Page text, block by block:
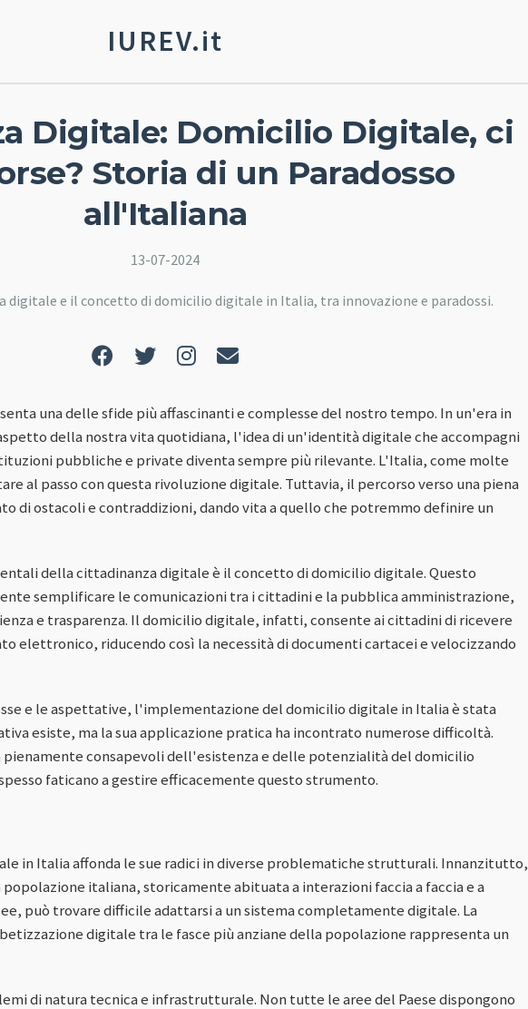
IUREV.it
Digitale: Domicilio Digitale, ci
Storia di un Paradosso
all'Italiana
13-07-2024
digitale e il concetto di domicilio digitale in Italia, tra innovazione e paradossi.
una delle sfide più affascinanti e complesse del nostro tempo. In un'era in
della nostra vita quotidiana, l'idea di un'identità digitale che accompagni
pubbliche e private diventa sempre più rilevante. L'Italia, come molte
al passo con questa rivoluzione digitale. Tuttavia, il percorso verso una piena
di ostacoli e contraddizioni, dando vita a quello che potremmo definire un
della cittadinanza digitale è il concetto di domicilio digitale. Questo
semplificare le comunicazioni tra i cittadini e la pubblica amministrazione,
e trasparenza. Il domicilio digitale, infatti, consente ai cittadini di ricevere
elettronico, riducendo così la necessità di documenti cartacei e velocizzando
e le aspettative, l'implementazione del domicilio digitale in Italia è stata
esiste, ma la sua applicazione pratica ha incontrato numerose difficoltà.
consapevoli dell'esistenza e delle potenzialità del domicilio
faticano a gestire efficacemente questo strumento.
in Italia affonda le sue radici in diverse problematiche strutturali. Innanzitutto,
italiana, storicamente abituata a interazioni faccia a faccia e a
può trovare difficile adattarsi a un sistema completamente digitale. La
digitale tra le fasce più anziane della popolazione rappresenta un
di natura tecnica e infrastrutturale. Non tutte le aree del Paese dispongono